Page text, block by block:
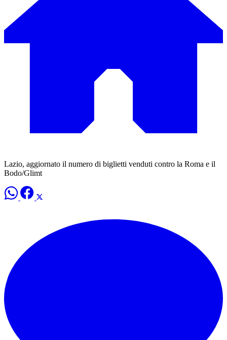
Lazio, aggiornato il numero di biglietti venduti contro la Roma e il
Bodo/Glimt